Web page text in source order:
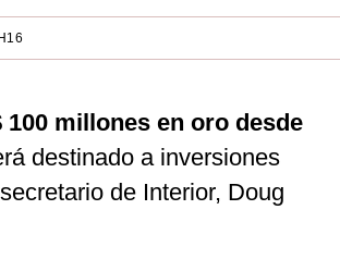
millones en oro desde
destinado a inversiones
de Interior, Doug